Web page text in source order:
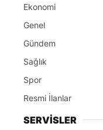
Ekonomi
Genel
Gündem
Sağlık
Spor
Resmi İlanlar
SERVİSLER